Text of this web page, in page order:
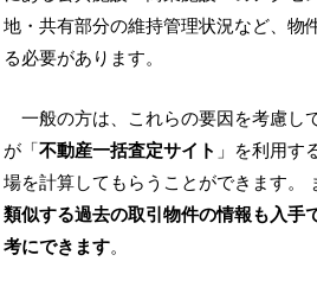
地・共有部分の維持管理状況など、物
る必要があります。
一般の方は、これらの要因を考慮し
が「不動産一括査定サイト 」を利用す
場を計算してもらうことができます。
類似する過去の取引物件の情報も入手
考にできます。